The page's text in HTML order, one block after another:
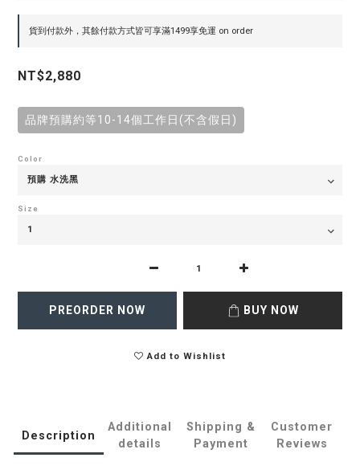
貨到付款外，其餘付款方式皆可享滿1499享免運 on order
NT$2,880
品牌預購約等10-14個工作日(不含假日)
Color
Size
PREORDER NOW BUY NOW
Add to Wishlist
Description
Additional
details
Shipping &
Payment
Customer
Reviews